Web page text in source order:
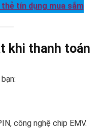
tín dụng mua sắm
khi thanh toán
công nghệ chip EMV.